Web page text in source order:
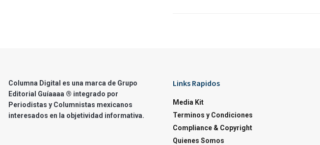
Columna Digital es una marca de Grupo
Editorial Guíaaaa ® integrado por
Periodistas y Columnistas mexicanos
interesados en la objetividad informativa.
Links Rapidos
Media Kit
Terminos y Condiciones
Compliance & Copyright
Quienes Somos